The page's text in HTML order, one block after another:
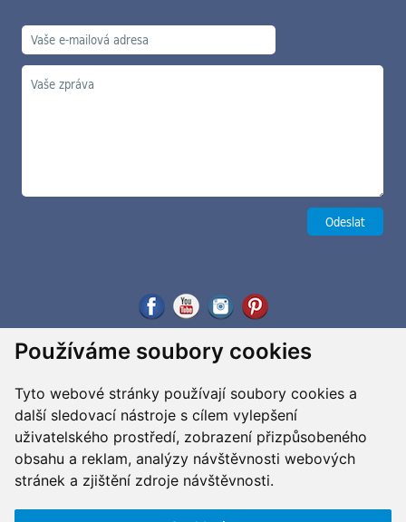
Používáme soubory cookies
Tyto webové stránky používají soubory cookies a
další sledovací nástroje s cílem vylepšení
uživatelského prostředí, zobrazení přizpůsobeného
obsahu a reklam, analýzy návštěvnosti webových
stránek a zjištění zdroje návštěvnosti.